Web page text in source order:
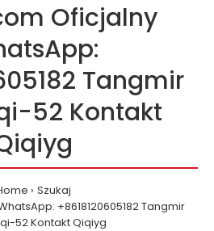
Oficjalny
Tangmir
52 Kontakt
Szukaj
+8618120605182 Tangmir
52 Kontakt Qiqiyg